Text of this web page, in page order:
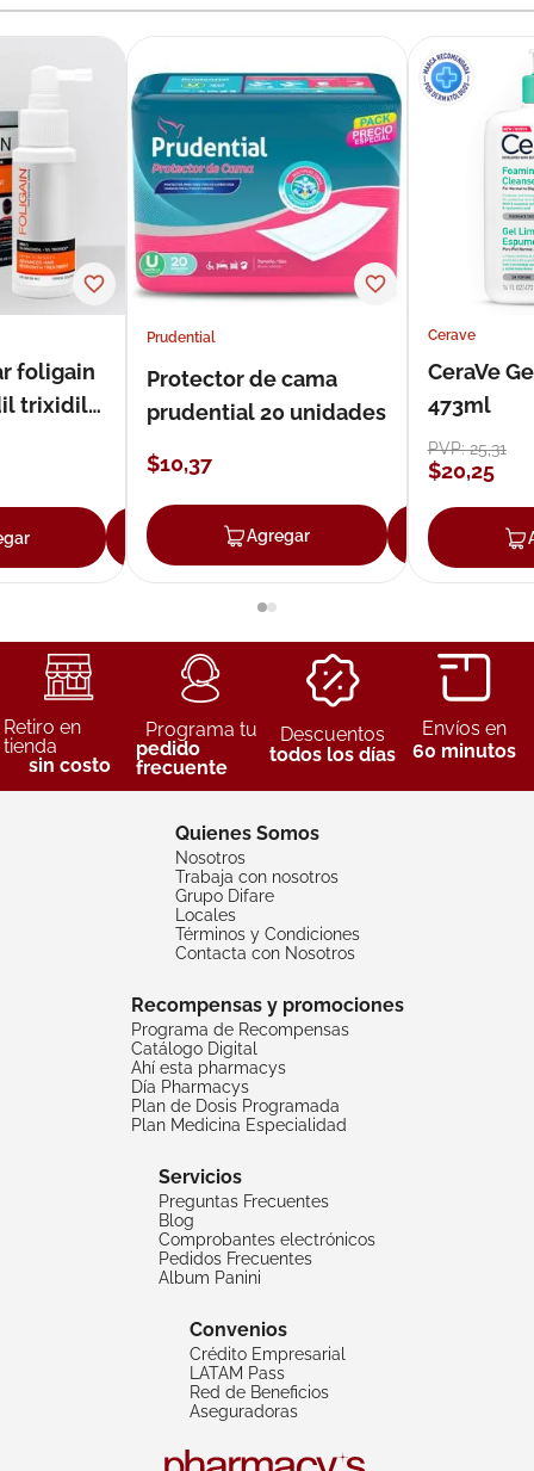
foligain
trixidil
Agregar
Prudential
Protector de cama
prudential 20 unidades
$10,37
Agregar
Cerave
CeraVe
473ml
PVP:25,31
$20,25
Retiro en
tienda
sin costo
Programa tu
pedido
frecuente
Descuentos
todos los días
Envíos en
60 minutos
Quienes Somos
Nosotros
Trabaja con nosotros
Grupo Difare
Locales
Términos y Condiciones
Contacta con Nosotros
Recompensas y promociones
Programa de Recompensas
Catálogo Digital
Ahí esta pharmacys
Día Pharmacys
Plan de Dosis Programada
Plan Medicina Especialidad
Servicios
Preguntas Frecuentes
Blog
Comprobantes electrónicos
Pedidos Frecuentes
Album Panini
Convenios
Crédito Empresarial
LATAM Pass
Red de Beneficios
Aseguradoras